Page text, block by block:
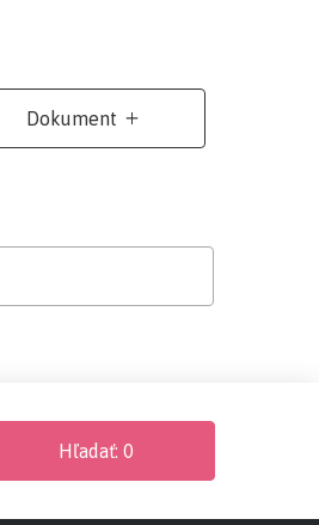
Dokument
Hľadať: 0